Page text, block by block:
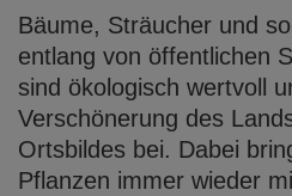
Bäume, Sträucher und
entlang von öffentlichen
sind ökologisch wertvoll
Verschönerung des
Ortsbildes bei. Dabei
Pflanzen immer wieder